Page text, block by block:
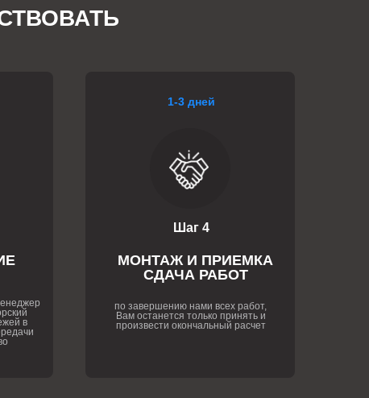
1-3 дней
Шаг 4
МОНТАЖ И ПРИЕМКА
СДАЧА РАБОТ
по завершению нами всех работ,
Вам останется только принять и
произвести окончальный расчет
в